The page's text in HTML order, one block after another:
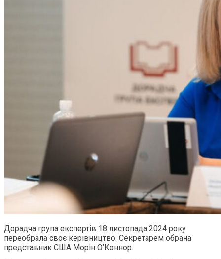
Дорадча група експертів 18 листопада 2024 року
переобрала своє керівництво. Секретарем обрана
представник США Морін О’Коннор.